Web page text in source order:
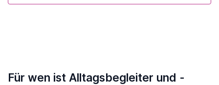
Für wen ist Alltagsbegleiter und -